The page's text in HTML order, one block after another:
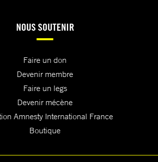
NOUS SOUTENIR
Faire un don
Devenir membre
Faire un legs
Devenir mécène
Amnesty International France
Boutique